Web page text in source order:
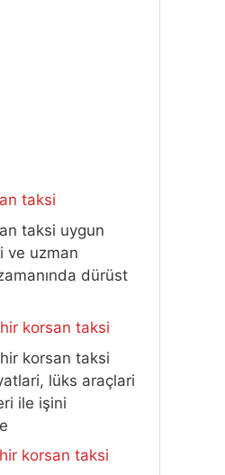
taksi
taksi uygun
ve uzman
dürüst
korsan taksi
korsan taksi
lüks araçlari
ile işini
korsan taksi